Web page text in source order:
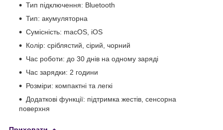
Тип підключення: Bluetooth
Тип: акумуляторна
Сумісність: macOS, iOS
Колір: сріблястий, сірий, чорний
Час роботи: до 30 днів на одному заряді
Час зарядки: 2 години
Розміри: компактні та легкі
Додаткові функції: підтримка жестів, сенсорна
поверхня